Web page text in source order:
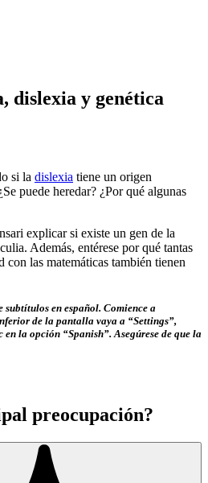
dislexia y genética
si la dislexia tiene un origen
puede heredar? ¿Por qué algunas
explicar si existe un gen de la
Además, entérese por qué tantas
con las matemáticas también tienen
subtítulos en español. Comience a
de la pantalla vaya a “Settings”,
la opción “Spanish”. Asegúrese de que la
preocupación?